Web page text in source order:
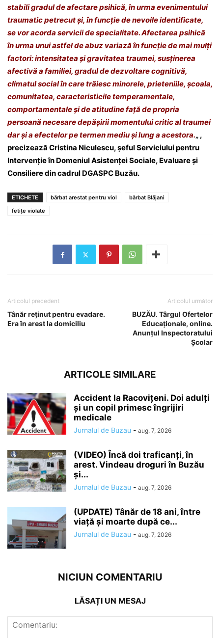
stabili gradul de afectare psihică, în urma evenimentului
traumatic petrecut și, în funcție de nevoile identificate,
se vor acorda servicii de specialitate. Afectarea psihică
în urma unui astfel de abuz variază în funcție de mai mulți
factori: intensitatea și gravitatea traumei, susținerea
afectivă a familiei, gradul de dezvoltare cognitivă,
climatul social în care trăiesc minorele, prieteniile, școala,
comunitatea, caracteristicile temperamentale,
comportamentale și de atitudine față de propria
persoană necesare depășirii momentului critic al traumei
dar și a efectelor pe termen mediu și lung a acestora.„ ,
precizează Cristina Niculescu, șeful Serviciului pentru
Intervenție în Domeniul Asistenței Sociale, Evaluare și
Consiliere din cadrul DGASPC Buzău.
ETICHETE bărbat arestat pentru viol
bărbat Blăjani
fetițe violate
Articolul precedent
Tânăr reținut pentru evadare.
Era în arest la domiciliu
Articolul următor
BUZĂU. Târgul Ofertelor
Educaționale, online.
Anunțul Inspectoratului
Școlar
ARTICOLE SIMILARE
Accident la Racovițeni. Doi adulți
și un copil primesc îngrijiri
medicale
Jurnalul de Buzau - aug. 7, 2026
(VIDEO) Încă doi traficanți, în
arest. Vindeau droguri în Buzău
și...
Jurnalul de Buzau - aug. 7, 2026
(UPDATE) Tânăr de 18 ani, între
viață și moarte după ce...
Jurnalul de Buzau - aug. 7, 2026
NICIUN COMENTARIU
LĂSAȚI UN MESAJ